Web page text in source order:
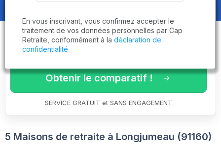
Obtenez le
comparatif des
établissementsadaptés à vos
critères en 3 minutes !
Obtenir le comparatif !
SERVICE GRATUIT et SANS ENGAGEMENT
5 Maisons de retraite à Longjumeau (91160)
En vous inscrivant, vous confirmez accepter le
traitement de vos données personnelles par Cap
Retraite, conformément à la déclaration de
confidentialité